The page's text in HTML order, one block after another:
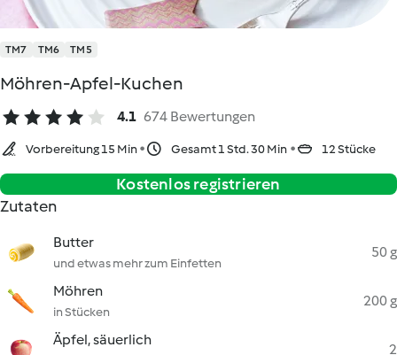
TM7 TM6 TM5
Möhren-Apfel-Kuchen
4.1 674 Bewertungen
Vorbereitung 15 Min Gesamt 1 Std. 30 Min 12 Stücke
Kostenlos registrieren
Zutaten
Butter
und etwas mehr zum Einfetten
50 g
Möhren
in Stücken
200 g
Äpfel, säuerlich
2